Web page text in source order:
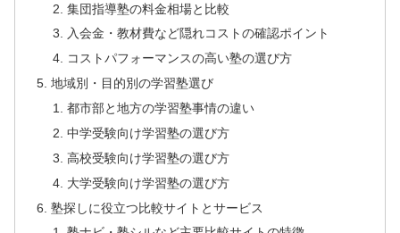
集団指導塾の料金相場と比較
入会金・教材費など隠れコストの確認ポイント
コストパフォーマンスの高い塾の選び方
地域別・目的別の学習塾選び
都市部と地方の学習塾事情の違い
中学受験向け学習塾の選び方
高校受験向け学習塾の選び方
大学受験向け学習塾の選び方
塾探しに役立つ比較サイトとサービス